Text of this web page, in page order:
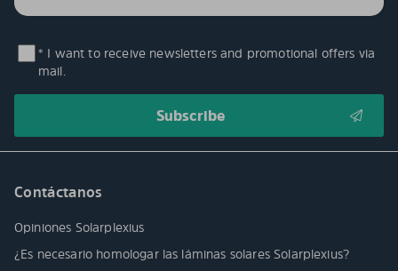
* I want to receive newsletters and promotional offers via
mail.
Contáctanos
Opiniones Solarplexius
¿Es necesario homologar las láminas solares Solarplexius?